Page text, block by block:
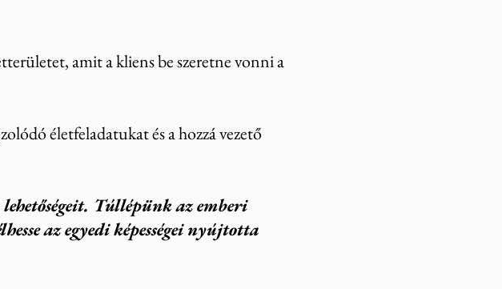
amit a kliens be szeretne vonni a
életfeladatukat és a hozzá vezető
Túllépünk az emberi
az egyedi képességei nyújtotta